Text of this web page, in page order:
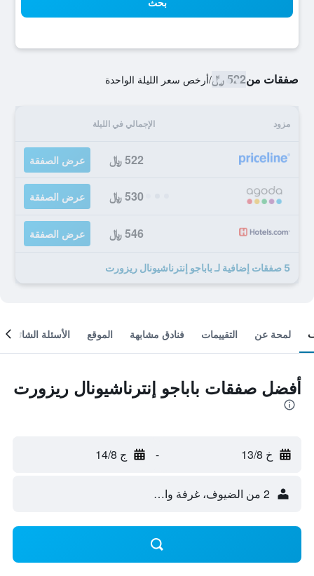
صفقات من522 ﷼ /أرخص سعر الليلة الواحدة
مزود الإجمالي في الليلة
522 ﷼ عرض الصفقة
530 ﷼ عرض الصفقة
546 ﷼ عرض الصفقة
5 صفقات إضافية لـ باباجو إنترناشيونال ريزورت
لمحة عن التقييمات فنادق مشابهة الموقع الأسئلة الشائعة
أفضل صفقات باباجو إنترناشيونال ريزورت
خ 13/8 - ج 14/8
2 من الضيوف، غرفة واحدة